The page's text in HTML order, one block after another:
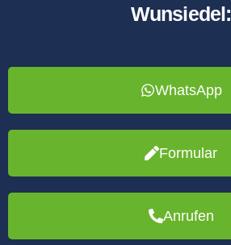
Wunsiedel:
WhatsApp
Formular
Anrufen